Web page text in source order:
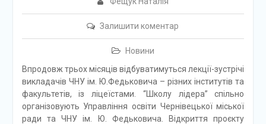
Залишити коментар
Новини
Впродовж трьох місяців відбуватимуться лекції-зустрічі
викладачів ЧНУ ім. Ю.Федьковича – різних інститутів та
факультетів, із ліцеїстами. “Школу лідера” спільно
організовують Управління освіти Чернівецької міської
ради та ЧНУ ім. Ю. Федьковича. Відкриття проєкту